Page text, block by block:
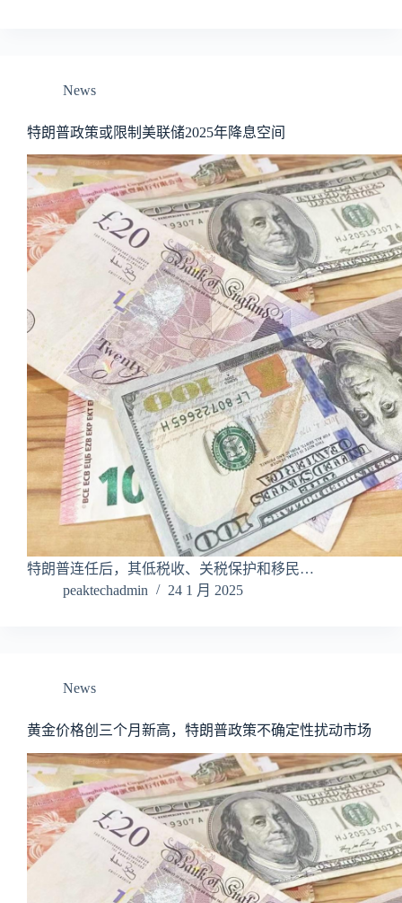
News
特朗普政策或限制美联储2025年降息空间
特朗普连任后，其低税收、关税保护和移民…
peaktechadmin
24 1 月 2025
News
黄金价格创三个月新高，特朗普政策不确定性扰动市场